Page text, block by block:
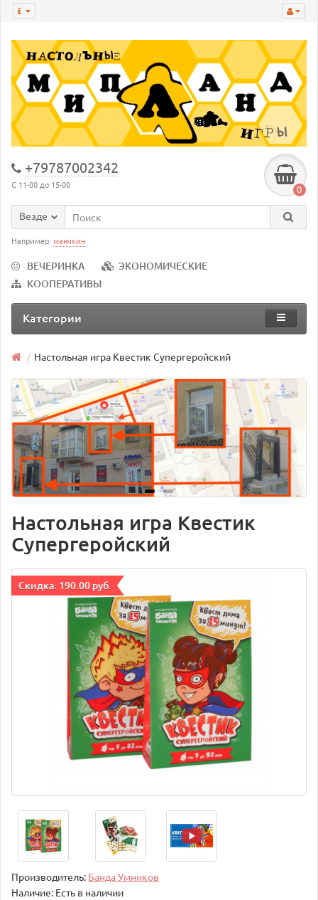
+79787002342
С 11-00 до 15-00 0
Везде
Например: манчкин
ВЕЧЕРИНКА
ЭКОНОМИЧЕСКИЕ
КООПЕРАТИВЫ
Категории
Настольная игра Квестик Супергеройский
Настольная игра Квестик
Супергеройский
Cкидка: 190.00 руб.
Производитель: Банда Умников
Наличие: Есть в наличии